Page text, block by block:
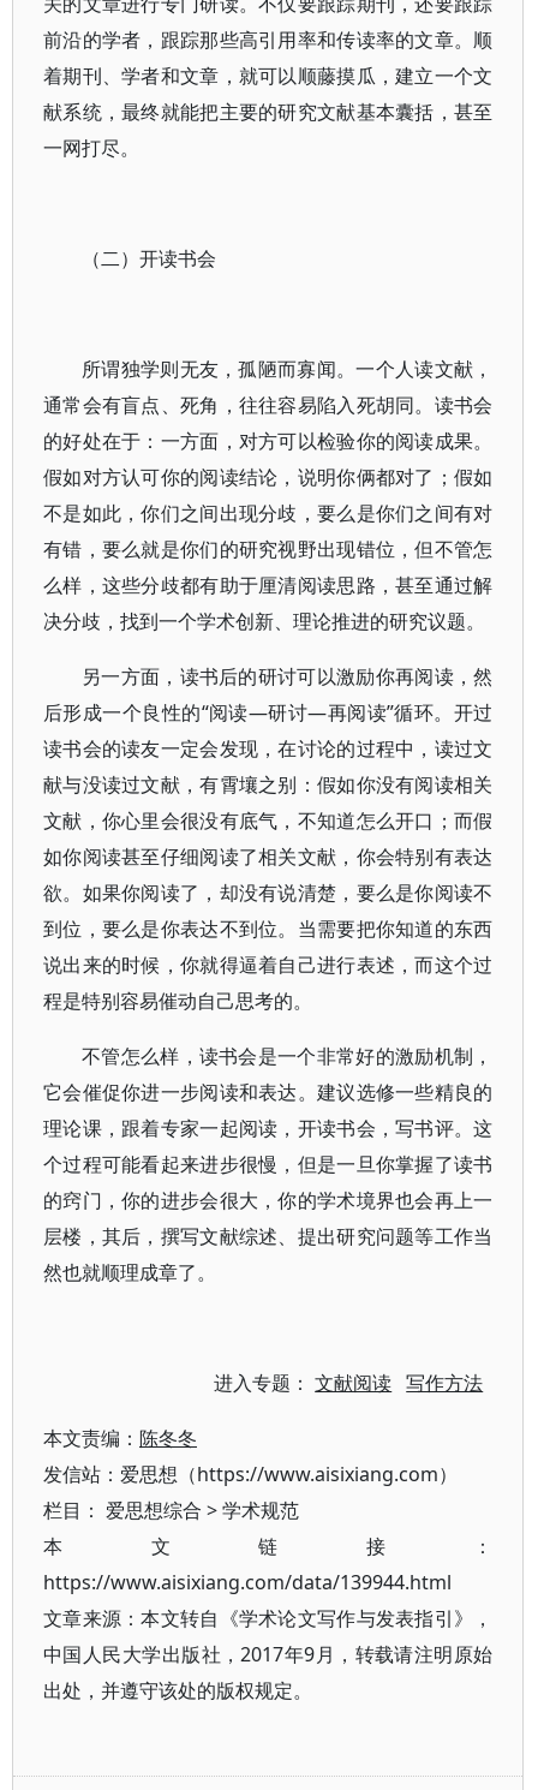
前沿的学者，跟踪那些高引用率和传读率的文章。顺
着期刊、学者和文章，就可以顺藤摸瓜，建立一个文
献系统，最终就能把主要的研究文献基本囊括，甚至
一网打尽。
（二）开读书会
所谓独学则无友，孤陋而寡闻。一个人读文献，
通常会有盲点、死角，往往容易陷入死胡同。读书会
的好处在于：一方面，对方可以检验你的阅读成果。
假如对方认可你的阅读结论，说明你俩都对了；假如
不是如此，你们之间出现分歧，要么是你们之间有对
有错，要么就是你们的研究视野出现错位，但不管怎
么样，这些分歧都有助于厘清阅读思路，甚至通过解
决分歧，找到一个学术创新、理论推进的研究议题。
另一方面，读书后的研讨可以激励你再阅读，然
后形成一个良性的“阅读—研讨—再阅读”循环。开过
读书会的读友一定会发现，在讨论的过程中，读过文
献与没读过文献，有霄壤之别：假如你没有阅读相关
文献，你心里会很没有底气，不知道怎么开口；而假
如你阅读甚至仔细阅读了相关文献，你会特别有表达
欲。如果你阅读了，却没有说清楚，要么是你阅读不
到位，要么是你表达不到位。当需要把你知道的东西
说出来的时候，你就得逼着自己进行表述，而这个过
程是特别容易催动自己思考的。
不管怎么样，读书会是一个非常好的激励机制，
它会催促你进一步阅读和表达。建议选修一些精良的
理论课，跟着专家一起阅读，开读书会，写书评。这
个过程可能看起来进步很慢，但是一旦你掌握了读书
的窍门，你的进步会很大，你的学术境界也会再上一
层楼，其后，撰写文献综述、提出研究问题等工作当
然也就顺理成章了。
进入专题：文献阅读 写作方法
本文责编： 陈冬冬
发信站：爱思想（https://www.aisixiang.com）
栏目： 爱思想综合 >学术规范
本文链接：
https://www.aisixiang.com/data/139944.html
文章来源：本文转自《学术论文写作与发表指引》，
中国人民大学出版社，2017年9月，转载请注明原始
出处，并遵守该处的版权规定。